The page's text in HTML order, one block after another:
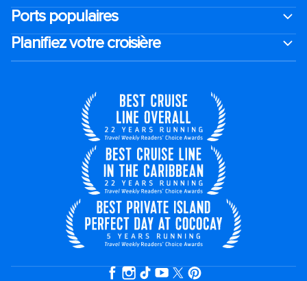
Ports populaires
Planifiez votre croisière